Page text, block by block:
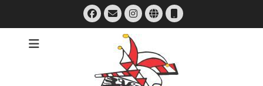
Facebook
E-
Mail
Instagram
WebsiteTelefon